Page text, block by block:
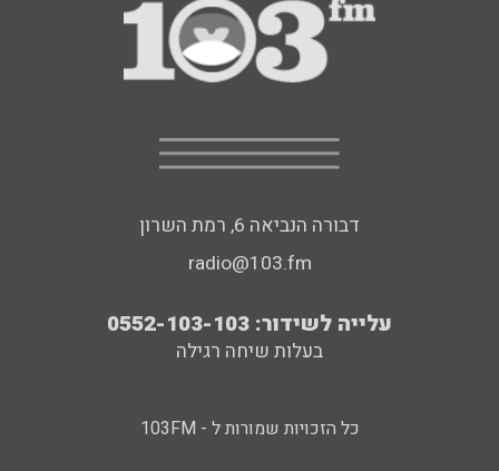
דבורה הנביאה 6, רמת השרון
radio@103.fm
עלייה לשידור: 0552-103-103
בעלות שיחה רגילה
כל הזכויות שמורות ל - 103FM